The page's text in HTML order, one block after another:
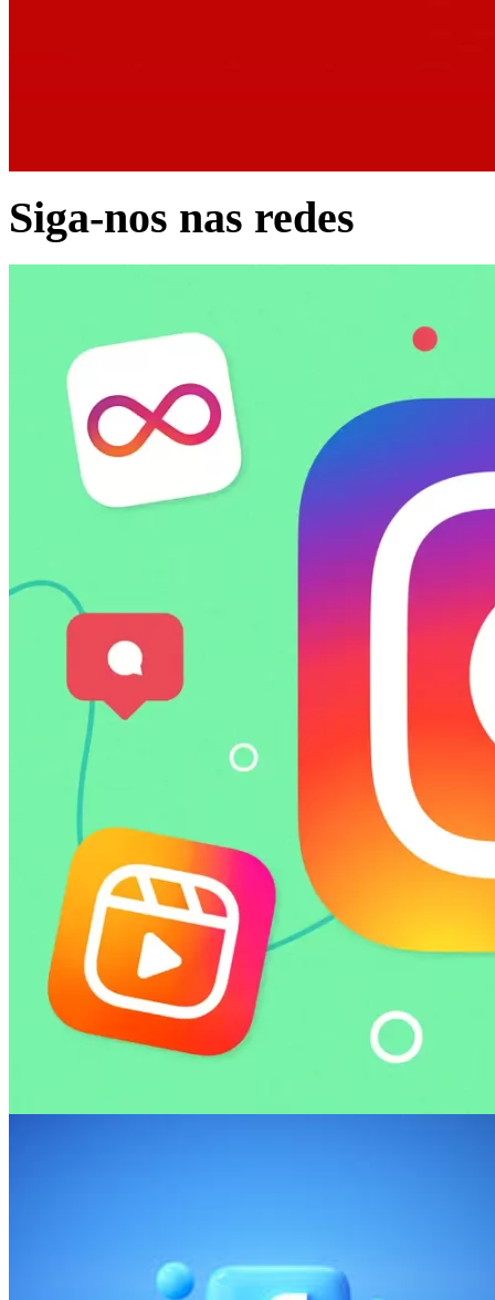
Siga-nos nas redes